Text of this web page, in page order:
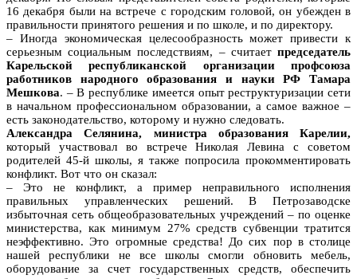
16 декабря были на встрече с городским головой, он убежден в
правильности принятого решения и по школе, и по директору.
– Иногда экономическая целесообразность может привести к
серьезным социальным последствиям, – считает председатель
Карельской республиканской организации профсоюза
работников народного образования и науки РФ Тамара
Мешкова. – В республике имеется опыт реструктуризации сети
в начальном профессиональном образовании, а самое важное –
есть законодательство, которому и нужно следовать.
Александра Селянина, министра образования Карелии,
который участвовал во встрече Николая Левина с советом
родителей 45-й школы, я также попросила прокомментировать
конфликт. Вот что он сказал:
– Это не конфликт, а пример неправильного исполнения
правильных управленческих решений. В Петрозаводске
избыточная сеть общеобразовательных учреждений – по оценке
министерства, как минимум 27% средств субвенции тратится
неэффективно. Это огромные средства! До сих пор в столице
нашей республики не все школы смогли обновить мебель,
оборудование за счет государственных средств, обеспечить